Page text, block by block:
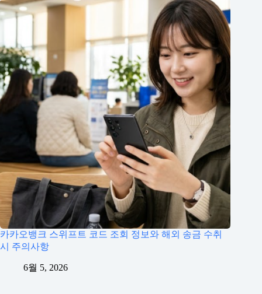
카카오뱅크 스위프트 코드 조회 정보와 해외 송금 수취
시 주의사항
6월 5, 2026